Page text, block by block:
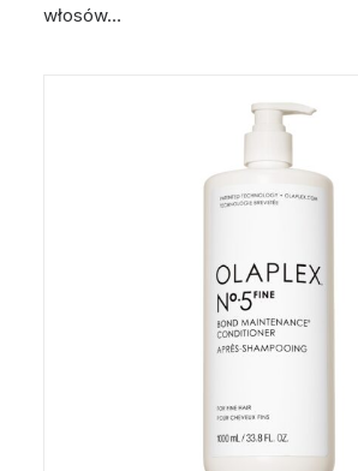
włosów…